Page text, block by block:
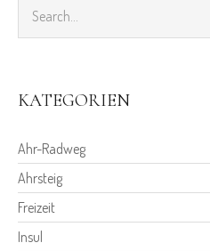
KATEGORIEN
Ahr-Radweg
Ahrsteig
Freizeit
Insul